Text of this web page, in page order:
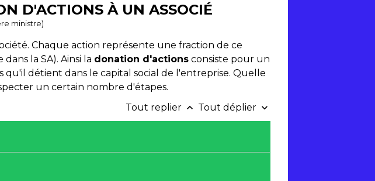
D'ACTIONS À UN ASSOCIÉ
ministre)
Chaque action représente une fraction de ce
la SA). Ainsi la donation d'actions consiste pour un
détient dans le capital social de l'entreprise. Quelle
un certain nombre d'étapes.
Tout replier keyboard_arrow_up Tout déplier keyboard_arrow_down